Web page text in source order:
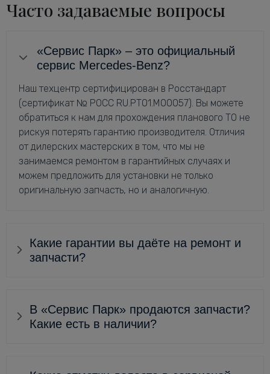
Часто задаваемые вопросы
«Сервис Парк» – это официальный
сервис Mercedes-Benz?
Наш техцентр сертифицирован в Росстандарт
(сертификат № РОСС RU.РТ01.М00057). Вы можете
обратиться к нам для прохождения планового ТО не
рискуя потерять гарантию производителя. Отличия
от дилерских мастерских в том, что мы не
занимаемся ремонтом в гарантийных случаях и
можем предложить для установки не только
оригинальную запчасть, но и аналогичную.
Какие гарантии вы даёте на ремонт и
запчасти?
В «Сервис Парк» продаются запчасти?
Какие есть в наличии?